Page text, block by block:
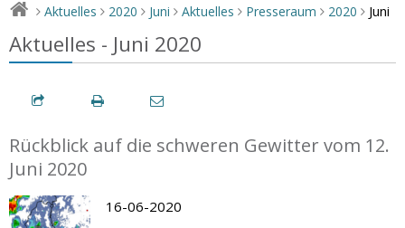
> Aktuelles > 2020 > Juni > Aktuelles > Presseraum > 2020 > Juni
Aktuelles - Juni 2020
Rückblick auf die schweren Gewitter vom 12.
Juni 2020
16-06-2020